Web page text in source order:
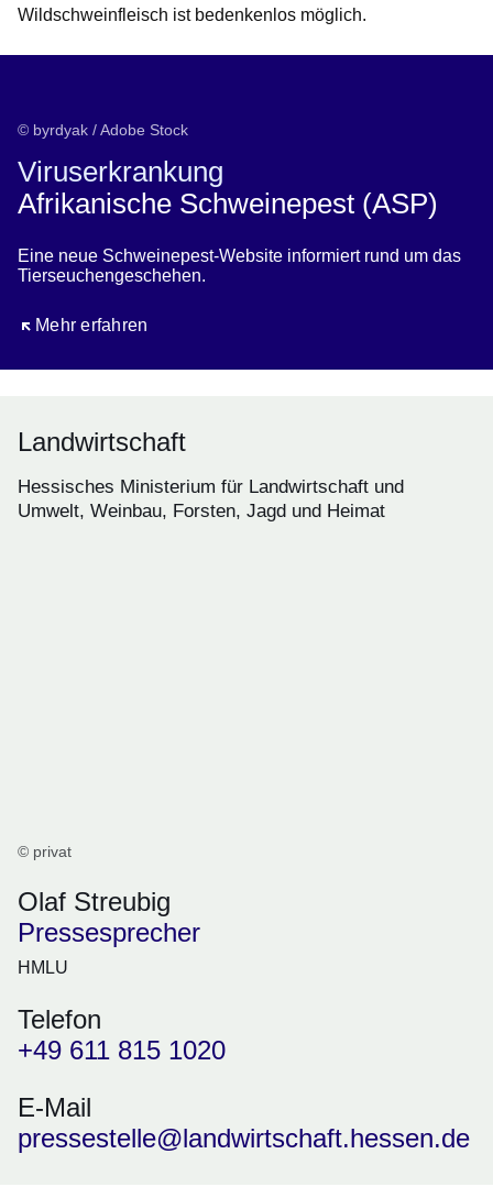
Wildschweinfleisch ist bedenkenlos möglich.
© byrdyak / Adobe Stock
Viruserkrankung
Afrikanische Schweinepest (ASP)
Eine neue Schweinepest-Website informiert rund um das
Tierseuchengeschehen.
Mehr erfahren
Öffnet sich in einem neuen Fenster
Landwirtschaft
Hessisches Ministerium für Landwirtschaft und
Umwelt, Weinbau, Forsten, Jagd und Heimat
© privat
Olaf Streubig
Pressesprecher
HMLU
Telefon
+49 611 815 1020
E-Mail
pressestelle@landwirtschaft.hessen.de